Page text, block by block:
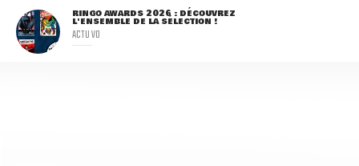
RINGO AWARDS 2026 : DÉCOUVREZ
L'ENSEMBLE DE LA SÉLECTION !
ACTU VO